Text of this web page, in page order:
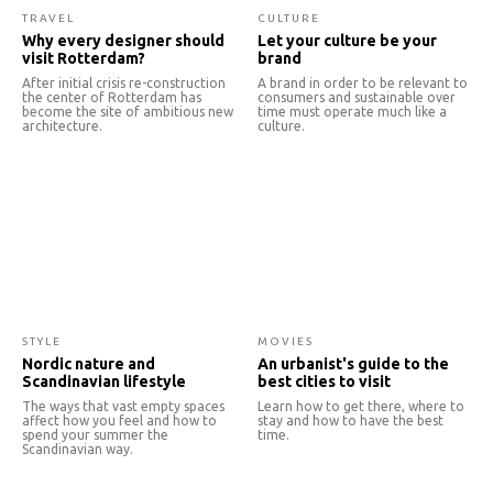
TRAVEL
Why every designer should
visit Rotterdam?
After initial crisis re-construction
the center of Rotterdam has
become the site of ambitious new
architecture.
CULTURE
Let your culture be your
brand
A brand in order to be relevant to
consumers and sustainable over
time must operate much like a
culture.
STYLE
Nordic nature and
Scandinavian lifestyle
The ways that vast empty spaces
affect how you feel and how to
spend your summer the
Scandinavian way.
MOVIES
An urbanist's guide to the
best cities to visit
Learn how to get there, where to
stay and how to have the best
time.